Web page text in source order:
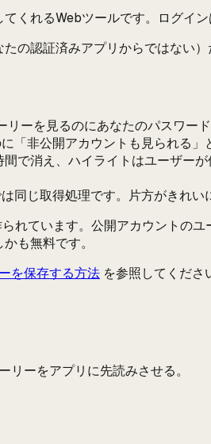
くれるWebツールです。ログイ
の認証済みアプリからではない
リーを見るのにあなたのパスワー
「非公開アカウントも見られる」
で消え、ハイライトはユーザー
同じ取得処理です。片方がきれい
れています。公開アカウントの
も無料です。
を保存する方法 を参照してくださ
ーをアプリに先読みさせる。